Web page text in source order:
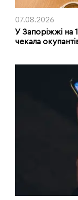
07.08.2026
У Запоріжжі на
чекала